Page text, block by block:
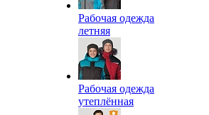
Рабочая одежда
летняя
Рабочая одежда
утеплённая